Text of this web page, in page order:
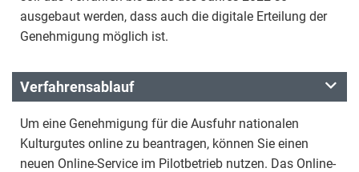
ausgebaut werden, dass auch die digitale Erteilung der
Genehmigung möglich ist.
Verfahrensablauf
Um eine Genehmigung für die Ausfuhr nationalen
Kulturgutes online zu beantragen, können Sie einen
neuen Online-Service im Pilotbetrieb nutzen. Das Online-